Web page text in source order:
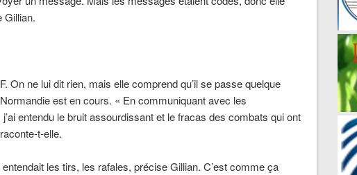
Gillian.
On ne lui dit rien, mais elle comprend qu’il se passe quelque
est en cours. « En communiquant avec les
entendu le bruit assourdissant et le fracas des combats qui ont
t-elle.
les tirs, les rafales, précise Gillian. C’est comme ça